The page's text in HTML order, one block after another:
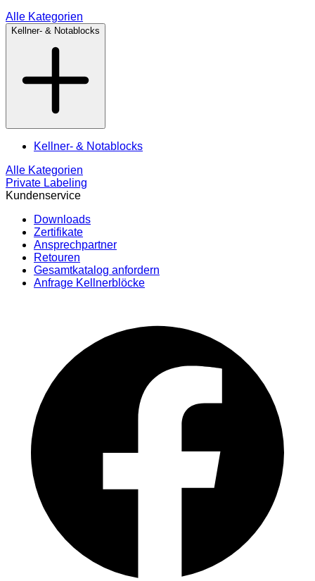
Alle Kategorien
Kellner- & Notablocks
Kellner- & Notablocks
Alle Kategorien
Private Labeling
Kundenservice
Downloads
Zertifikate
Ansprechpartner
Retouren
Gesamtkatalog anfordern
Anfrage Kellnerblöcke